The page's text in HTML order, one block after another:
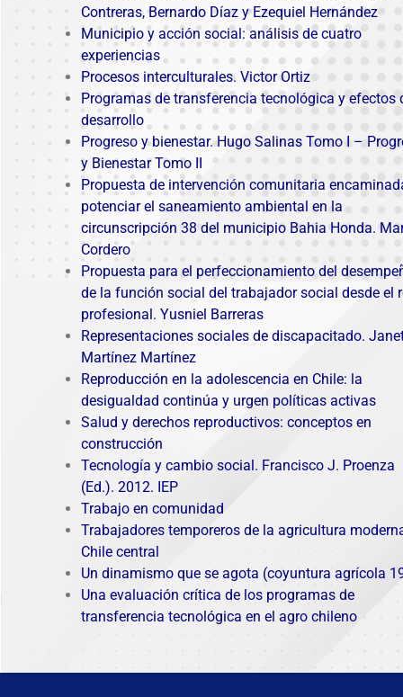
Contreras, Bernardo Díaz y Ezequiel Hernández
Municipio y acción social: análisis de cuatro
experiencias
Procesos interculturales. Victor Ortiz
Programas de transferencia tecnológica y efectos
desarrollo
Progreso y bienestar. Hugo Salinas Tomo I –
y Bienestar Tomo II
Propuesta de intervención comunitaria
potenciar el saneamiento ambiental en la
circunscripción 38 del municipio Bahia Honda.
Cordero
Propuesta para el perfeccionamiento del
de la función social del trabajador social desde el
profesional. Yusniel Barreras
Representaciones sociales de discapacitado.
Martínez Martínez
Reproducción en la adolescencia en Chile: la
desigualdad continúa y urgen políticas activas
Salud y derechos reproductivos: conceptos en
construcción
Tecnología y cambio social. Francisco J. Proenza
(Ed.). 2012. IEP
Trabajo en comunidad
Trabajadores temporeros de la agricultura
Chile central
Un dinamismo que se agota (coyuntura agrícola
Una evaluación crítica de los programas de
transferencia tecnológica en el agro chileno